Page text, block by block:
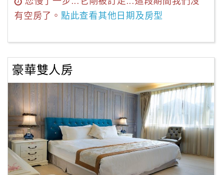
有空房了。 點此查看其他日期及房型
豪華雙人房